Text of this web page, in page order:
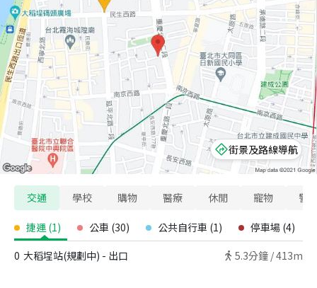
街景及路線導航
交通 學校 購物 醫療 休閒 寵物 警
捷運 (1) 公車 (30) 公共自行車 (1) 停車場 (4)
0 大稻埕站(規劃中) - 出口 5.3分鐘 /413m